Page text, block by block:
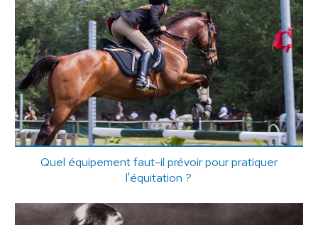
Quel équipement faut-il prévoir pour pratiquer
l'équitation ?